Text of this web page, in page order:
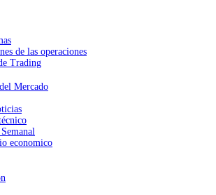
de las operaciones
Trading
Mercado
economico